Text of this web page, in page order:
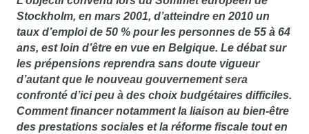
Stockholm, en mars 2001, d’atteindre en 2010 un
taux d’emploi de 50 % pour les personnes de 55 à 64
ans, est loin d’être en vue en Belgique. Le débat sur
les prépensions reprendra sans doute vigueur
d’autant que le nouveau gouvernement sera
confronté d’ici peu à des choix budgétaires difficiles.
Comment financer notamment la liaison au bien-être
des prestations sociales et la réforme fiscale tout en